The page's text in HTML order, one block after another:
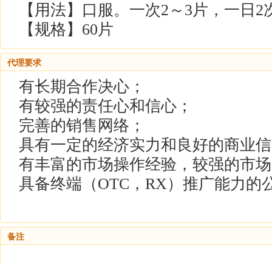
【用法】口服。一次2～3片，一日2
【规格】60片
代理要求
有长期合作决心；
有较强的责任心和信心；
完善的销售网络；
具有一定的经济实力和良好的商业
有丰富的市场操作经验，较强的市
具备终端（OTC，RX）推广能力的
备注